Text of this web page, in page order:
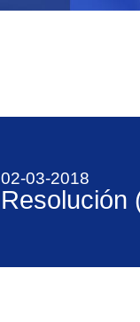
02-03-2018
Resolución